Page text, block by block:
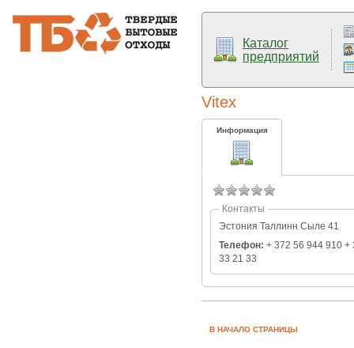
Каталог
предприятий
Vitex
Информация
Контакты
Эстония Таллинн Сыле 41
Телефон: + 372 56 944 910 +
33 21 33
В НАЧАЛО СТРАНИЦЫ